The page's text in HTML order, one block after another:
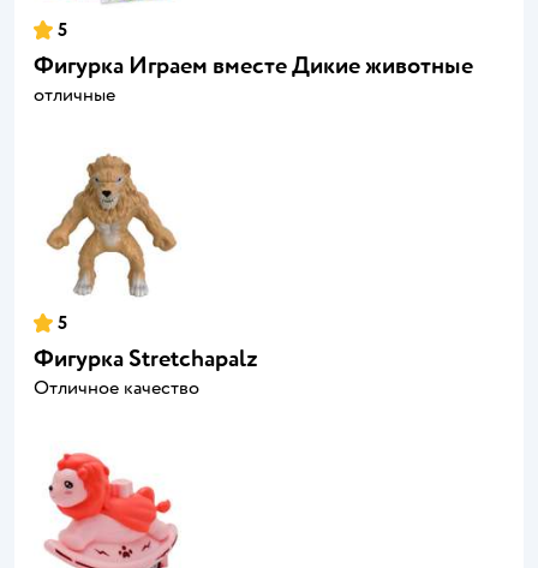
5
Фигурка Играем вместе Дикие животные
отличные
5
Фигурка Stretchapalz
Отличное качество